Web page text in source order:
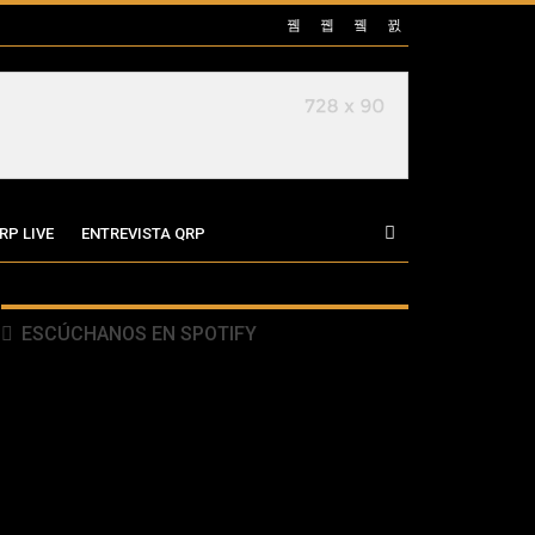
LIVE ENTREVISTA QRP
ESCÚCHANOS EN SPOTIFY